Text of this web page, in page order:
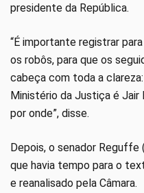
presidente da República.
“É importante registrar
os robôs, para que os
cabeça com toda a
Ministério da Justiça é Jair
por onde”, disse.
Depois, o senador Reguffe
que havia tempo para o
e reanalisado pela Câmara.